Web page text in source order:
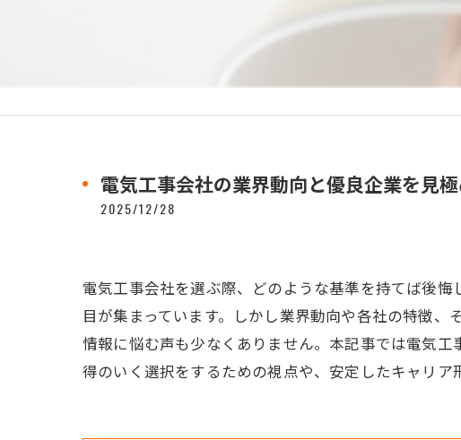
電気工事会社の業界動向と優良企業を見
2025/12/28
電気工事会社を選ぶ際、どのような基準を持てば後
目が集まっています。しかし業界動向や各社の特徴
情報に悩む声も少なくありません。本記事では電気
得のいく選択をするための視点や、安定したキャリア